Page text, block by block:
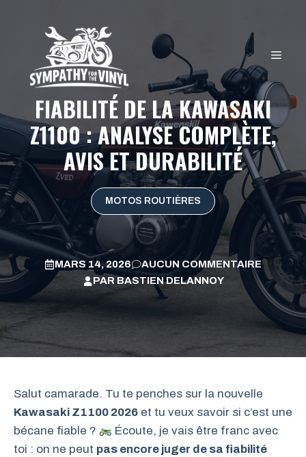
FIABILITÉ DE LA KAWASAKI
Z1100 : ANALYSE COMPLÈTE,
AVIS ET DURABILITÉ
MOTOS ROUTIÈRES
MARS 14, 2026
AUCUN COMMENTAIRE
PAR BASTIEN DELANNOY
Salut camarade. Tu te penches sur la nouvelle
Kawasaki Z1100 2026 et tu veux savoir si c’est une
bécane fiable ?
Écoute, je vais être franc avec
toi : on ne peut pas encore juger de sa fiabilité